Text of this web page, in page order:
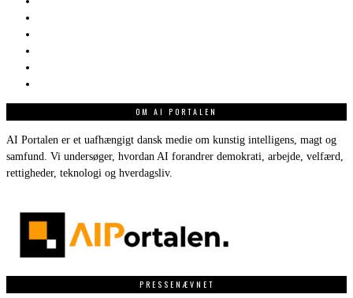
OM AI PORTALEN
AI Portalen er et uafhængigt dansk medie om kunstig intelligens, magt og
samfund. Vi undersøger, hvordan AI forandrer demokrati, arbejde, velfærd,
rettigheder, teknologi og hverdagsliv.
PRESSENÆVNET